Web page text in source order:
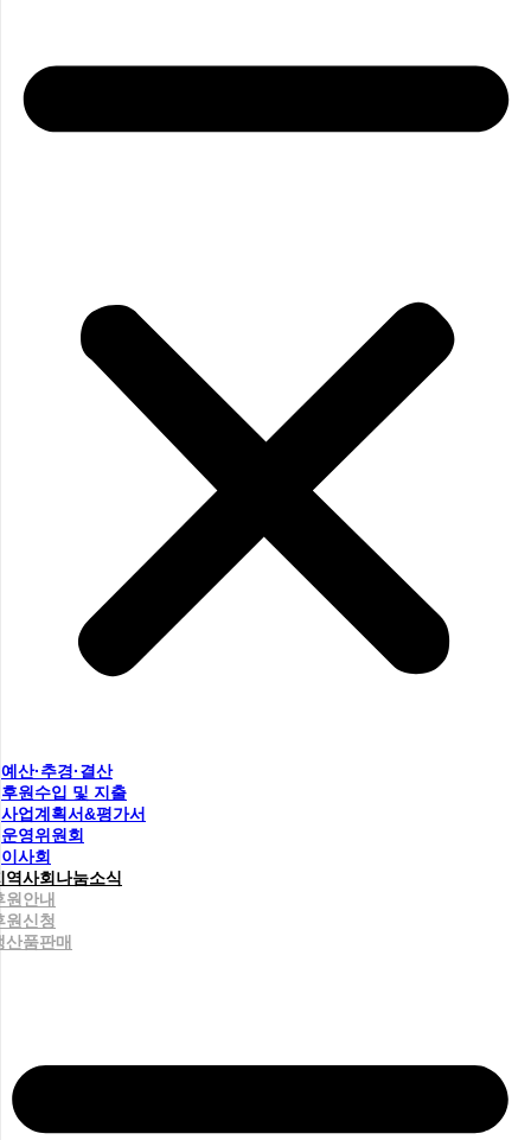
예산·추경·결산
후원수입 및 지출
사업계획서&평가서
운영위원회
이사회
역사회나눔소식
원안내
원신청
산품판매